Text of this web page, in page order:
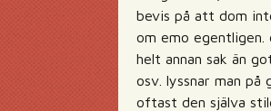
bevis på att dom
om emo egentligen.
helt annan sak än
osv. lyssnar man på
oftast den själva